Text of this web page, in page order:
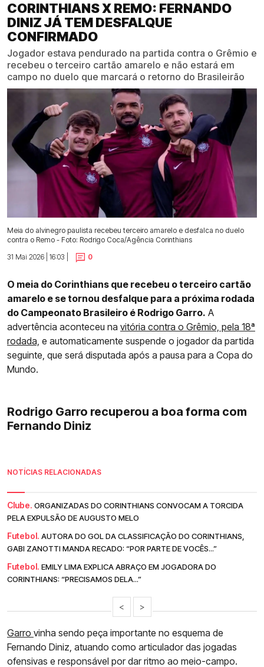
CORINTHIANS X REMO: FERNANDO
DINIZ JÁ TEM DESFALQUE
CONFIRMADO
Jogador estava pendurado na partida contra o Grêmio e
recebeu o terceiro cartão amarelo e não estará em
campo no duelo que marcará o retorno do Brasileirão
Meia do alvinegro paulista recebeu terceiro amarelo e desfalca no duelo
contra o Remo - Foto: Rodrigo Coca/Agência Corinthians
31 Mai 2026 | 16:03 |
0
O meia do Corinthians que recebeu o terceiro cartão
amarelo e se tornou desfalque para a próxima rodada
do Campeonato Brasileiro é Rodrigo Garro. A
advertência aconteceu na vitória contra o Grêmio, pela 18ª
rodada, e automaticamente suspende o jogador da partida
seguinte, que será disputada após a pausa para a Copa do
Mundo.
Rodrigo Garro recuperou a boa forma com
Fernando Diniz
NOTÍCIAS RELACIONADAS
Clube. ORGANIZADAS DO CORINTHIANS CONVOCAM A TORCIDA
PELA EXPULSÃO DE AUGUSTO MELO
Futebol. AUTORA DO GOL DA CLASSIFICAÇÃO DO CORINTHIANS,
GABI ZANOTTI MANDA RECADO: “POR PARTE DE VOCÊS...”
Futebol. EMILY LIMA EXPLICA ABRAÇO EM JOGADORA DO
CORINTHIANS: “PRECISAMOS DELA...”
< >
Garro vinha sendo peça importante no esquema de
Fernando Diniz, atuando como articulador das jogadas
ofensivas e responsável por dar ritmo ao meio-campo.